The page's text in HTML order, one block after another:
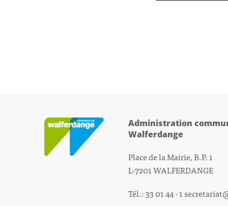
Administration
Walferdange
Place de la Mairie, B.P. 1
L-7201 WALFERDANGE
Tél.: 33 01 44 - 1